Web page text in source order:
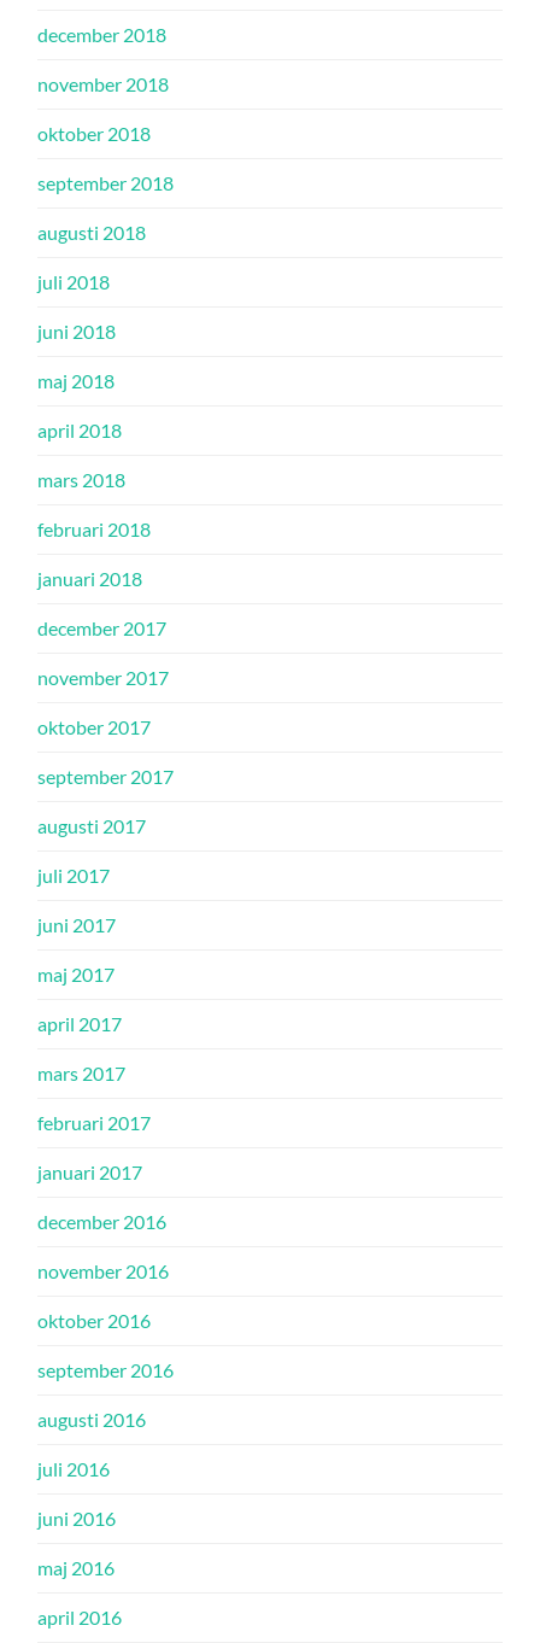
december 2018
november 2018
oktober 2018
september 2018
augusti 2018
juli 2018
juni 2018
maj 2018
april 2018
mars 2018
februari 2018
januari 2018
december 2017
november 2017
oktober 2017
september 2017
augusti 2017
juli 2017
juni 2017
maj 2017
april 2017
mars 2017
februari 2017
januari 2017
december 2016
november 2016
oktober 2016
september 2016
augusti 2016
juli 2016
juni 2016
maj 2016
april 2016